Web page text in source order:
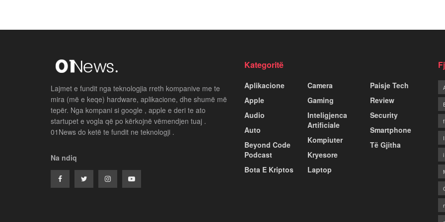
Lajmet e fundit nga teknologjia rreth kompanive me te
mira (më e keqe) hardware, aplikacione, dhe shumë më
tepër. Nga kompani si google , apple e deri te ato
startupet e vogla që po kërkojnë vëmendjen tuaj .
01News do ketë te fundit ne teknologji .
Na ndiq
Kategoritë
Aplikacione
Apple
Audio
Auto
Beyond Code
Podcast
Bota E Kriptos
Camera
Gaming
Inteligjenca
Artificiale
Kompiuter
Kryesore
Laptop
Paisje Tech
Review
Security
Smartphone
Të Gjitha